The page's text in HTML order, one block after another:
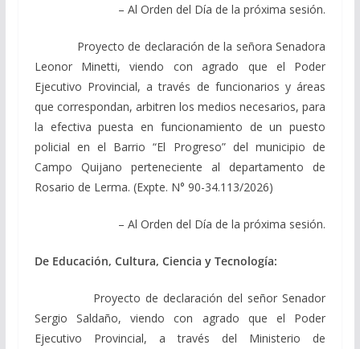
– Al Orden del Día de la próxima sesión.
Proyecto de declaración de la señora Senadora
Leonor Minetti, viendo con agrado que el Poder
Ejecutivo Provincial, a través de funcionarios y áreas
que correspondan, arbitren los medios necesarios, para
la efectiva puesta en funcionamiento de un puesto
policial en el Barrio “El Progreso” del municipio de
Campo Quijano perteneciente al departamento de
Rosario de Lerma. (Expte. N° 90-34.113/2026)
– Al Orden del Día de la próxima sesión.
De Educación, Cultura, Ciencia y Tecnología:
Proyecto de declaración del señor Senador
Sergio Saldaño, viendo con agrado que el Poder
Ejecutivo Provincial, a través del Ministerio de